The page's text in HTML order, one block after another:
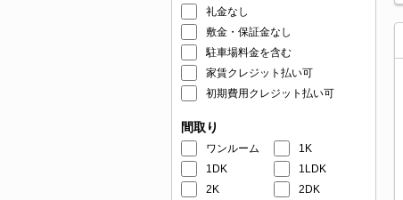
礼金なし
敷金・保証金なし
駐車場料金を含む
家賃クレジット払い可
初期費用クレジット払い可
間取り
ワンルーム
1K
1DK
1LDK
2K
2DK